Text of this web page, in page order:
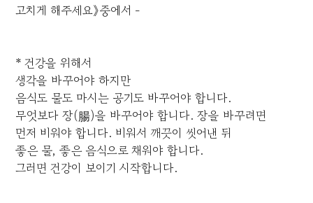
고치게 해주세요》중에서 -
* 건강을 위해서
생각을 바꾸어야 하지만
음식도 물도 마시는 공기도 바꾸어야 합니다.
무엇보다 장(腸)을 바꾸어야 합니다. 장을 바꾸려면
먼저 비워야 합니다. 비워서 깨끗이 씻어낸 뒤
좋은 물, 좋은 음식으로 채워야 합니다.
그러면 건강이 보이기 시작합니다.